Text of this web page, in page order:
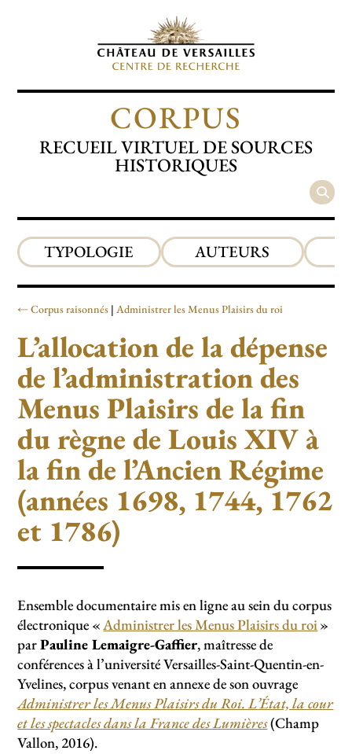
CORPUS
RECUEIL VIRTUEL DE SOURCES
HISTORIQUES
TYPOLOGIE AUTEURS
Corpus raisonnés Administrer les Menus Plaisirs du roi
L’allocation de la dépense
de l’administration des
Menus Plaisirs de la fin
du règne de Louis XIV à
la fin de l’Ancien Régime
(années 1698, 1744, 1762
et 1786)
Ensemble documentaire mis en ligne au sein du corpus
électronique «Administrer les Menus Plaisirs du roi»
parPauline Lemaigre-Gaffier, maîtresse de
conférences à l’université Versailles-Saint-Quentin-en-
Yvelines, corpus venant en annexe de son ouvrage
Administrer les Menus Plaisirs du Roi. L’État, la cour
et les spectacles dans la France des Lumières(Champ
Vallon, 2016).